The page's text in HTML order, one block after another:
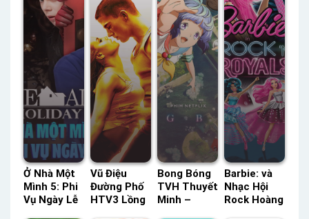
Ở Nhà Một
Mình 5: Phi
Vụ Ngày Lễ
Vũ Điệu
Đường Phố
HTV3 Lồng
Bong Bóng
TVH Thuyết
Minh –
Barbie: và
Nhạc Hội
Rock Hoàng